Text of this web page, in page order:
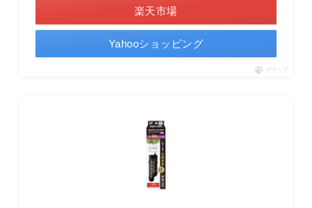
楽天市場
Yahooショッピング
ポチップ